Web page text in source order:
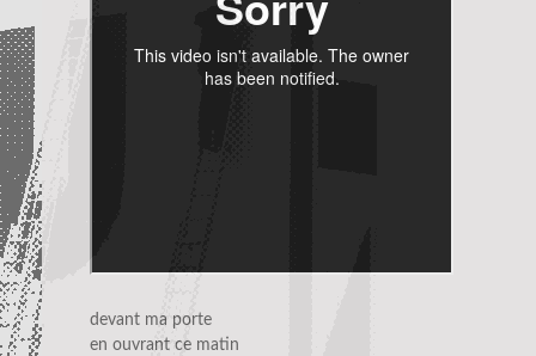
devant ma porte
en ouvrant ce matin